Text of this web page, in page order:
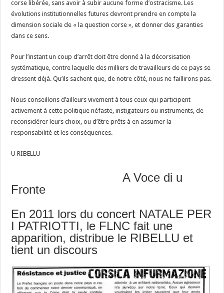
corse libérée, sans avoir à subir aucune forme d’ostracisme. Les
évolutions institutionnelles futures devront prendre en compte la
dimension sociale de « la question corse », et donner des garanties
dans ce sens.
Pour l’instant un coup d’arrêt doit être donné à la décorsisation
systématique, contre laquelle des milliers de travailleurs de ce pays se
dressent déjà. Qu’ils sachent que, de notre côté, nous ne faillirons pas.
Nous conseillons d’ailleurs vivement à tous ceux qui participent
activement à cette politique néfaste, instigateurs ou instruments, de
reconsidérer leurs choix, ou d’être prêts à en assumer la
responsabilité et les conséquences.
U RIBELLU
A Voce di u
Fronte
En 2011 lors du concert NATALE PER
I PATRIOTTI, le FLNC fait une
apparition, distribue le RIBELLU et
tient un discours